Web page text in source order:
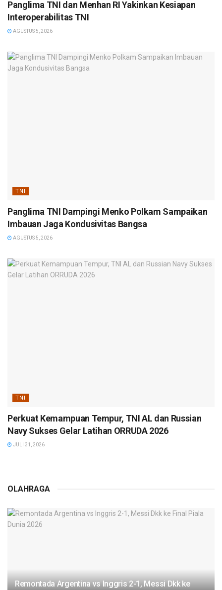
Panglima TNI dan Menhan RI Yakinkan Kesiapan
Interoperabilitas TNI
AGUSTUS 5, 2026
TNI
Panglima TNI Dampingi Menko Polkam Sampaikan
Imbauan Jaga Kondusivitas Bangsa
AGUSTUS 5, 2026
TNI
Perkuat Kemampuan Tempur, TNI AL dan Russian
Navy Sukses Gelar Latihan ORRUDA 2026
JULI 31, 2026
OLAHRAGA
Remontada Argentina vs Inggris 2-1, Messi Dkk ke